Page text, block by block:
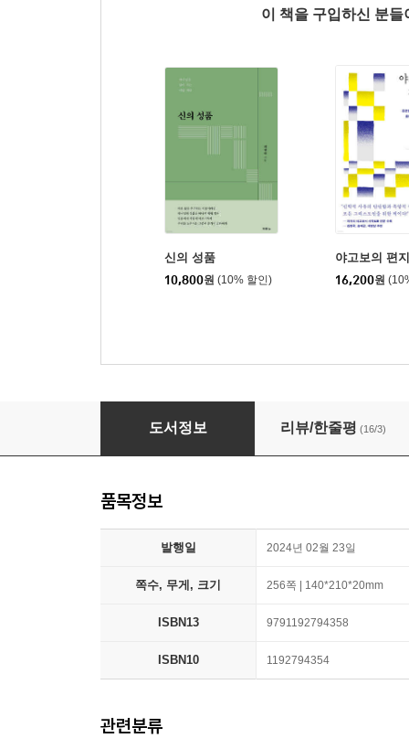
이 책을 구입하신 분
신의 성품
10,800원 (10% 할인)
야고보의 편지
16,200원
소설 읽는 그리스도인
도서정보 리뷰/한줄평 (16/3)
품목정보
발행일 2024년 02월 23일
쪽수, 무게, 크기 256쪽 | 140*210*20mm
ISBN13 9791192794358
ISBN10 1192794354
관련분류